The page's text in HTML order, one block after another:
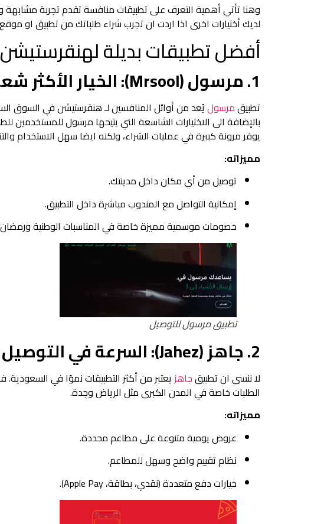
وهنا تأتي أهمية التعرف على تطبيقات منافسة تقدم تجربة
لديك أختيارات اخرى اذا اردت ان تجرب شراء طلباتك من تطبيق او
أفضل تطبيقات بديلة
1. مرسول (Mrsool): الخيار الأكثر شعبية بين المستخدمين
تطبيقمرسوليُعد من أوائل المنافسين لـ هنقرستيشن في السوق
بالإضافة الى الاختيارات الشاسعة التي يتيحها مرسول للمستخدمين
يوفر مرونة كبيرة في عمليات الشراء، ولكنه ايضا سهل الاستخدام
مميزاته:
توصيل من أي مكان داخل مدينتك.
إمكانية التواصل مع المندوب مباشرة داخل التطبيق.
خصومات موسمية مميزة خاصة في المناسبات الوطنية
تطبيق مرسول للتوصيل
2. جاهز (Jahez): السرعة في التوصيل والعروض اليومية
لا ننسى ان تطبيقجاهزيعتبر من أكثر التطبيقات نموًا في
الطلبات خاصة في المدن الكبرى مثل الرياض وجدة.
مميزاته:
عروض يومية متنوعة على مطاعم محددة.
نظام تقييم واضح وسهل للمطاعم.
خيارات دفع متعددة (نقدي، بطاقة، Apple Pay).